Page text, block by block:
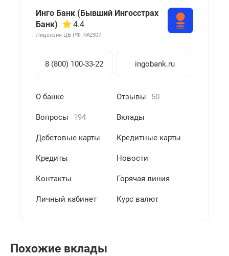
Инго Банк (Бывший Ингосстрах
Банк)
4.4
Лицензия ЦБ РФ: №2307
8 (800) 100-33-22 ingobank.ru
О банке Отзывы 50
Вопросы 194 Вклады
Дебетовые карты Кредитные карты
Кредиты Новости
Контакты Горячая линия
Личный кабинет Курс валют
Похожие вклады